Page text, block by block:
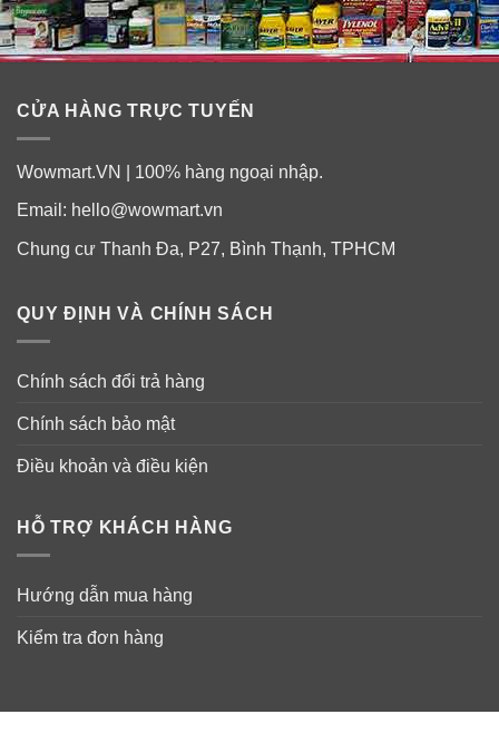
CỬA HÀNG TRỰC TUYẾN
Wowmart.VN | 100% hàng ngoại nhập.
Email: hello@wowmart.vn
Chung cư Thanh Đa, P27, Bình Thạnh, TPHCM
QUY ĐỊNH VÀ CHÍNH SÁCH
Chính sách đổi trả hàng
Chính sách bảo mật
Điều khoản và điều kiện
HỖ TRỢ KHÁCH HÀNG
Hướng dẫn mua hàng
Kiểm tra đơn hàng